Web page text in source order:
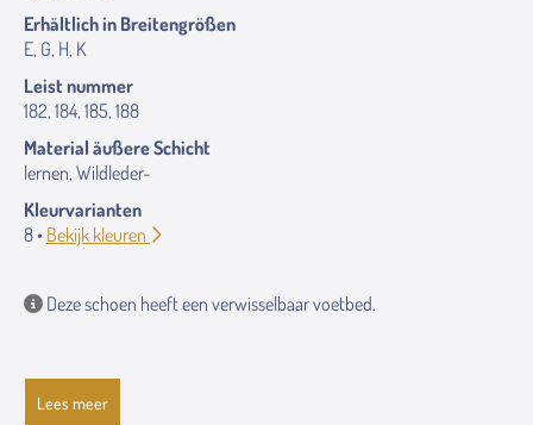
Erhältlich in Breitengrößen
E, G, H, K
Leist nummer
182, 184, 185, 188
Material äußere Schicht
lernen, Wildleder-
Kleurvarianten
8 • Bekijk kleuren
Deze schoen heeft een verwisselbaar voetbed.
Lees meer